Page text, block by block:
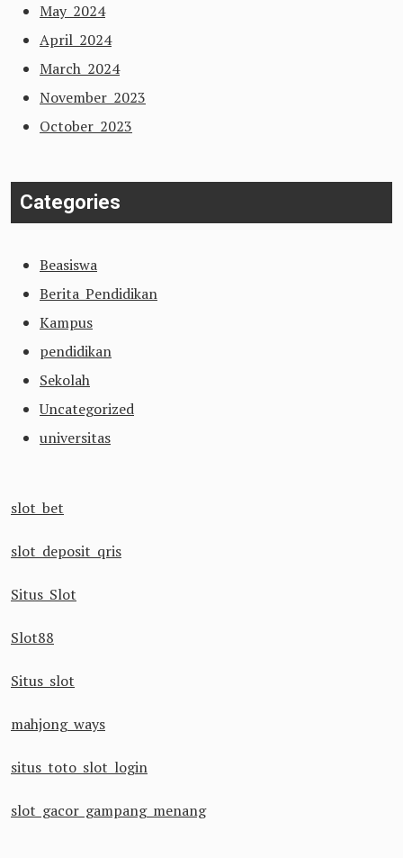
May 2024
April 2024
March 2024
November 2023
October 2023
Categories
Beasiswa
Berita Pendidikan
Kampus
pendidikan
Sekolah
Uncategorized
universitas
slot bet
slot deposit qris
Situs Slot
Slot88
Situs slot
mahjong ways
situs toto slot login
slot gacor gampang menang